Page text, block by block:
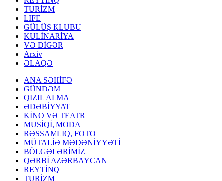
TURİZM
LIFE
GÜLÜŞ KLUBU
KULİNARİYA
VƏ DİGƏR
Arxiv
ƏLAQƏ
ANA SƏHİFƏ
GÜNDƏM
QIZIL ALMA
ƏDƏBİYYAT
KİNO VƏ TEATR
MUSİQİ, MODA
RƏSSAMLIQ, FOTO
MÜTALİƏ MƏDƏNİYYƏTİ
BÖLGƏLƏRİMİZ
QƏRBİ AZƏRBAYCAN
REYTİNQ
TURİZM